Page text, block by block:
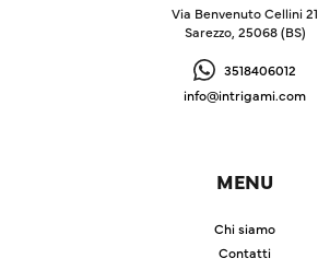
Via Benvenuto Cellini 21
Sarezzo, 25068 (BS)
3518406012
info@intrigami.com
MENU
Chi siamo
Contatti